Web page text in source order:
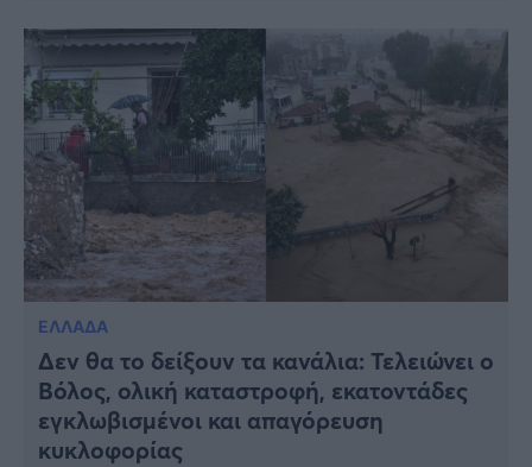
ΕΛΛΑΔΑ
Δεν θα το δείξουν τα κανάλια: Τελειώνει ο
Βόλος, ολική καταστροφή, εκατοντάδες
εγκλωβισμένοι και απαγόρευση
κυκλοφορίας